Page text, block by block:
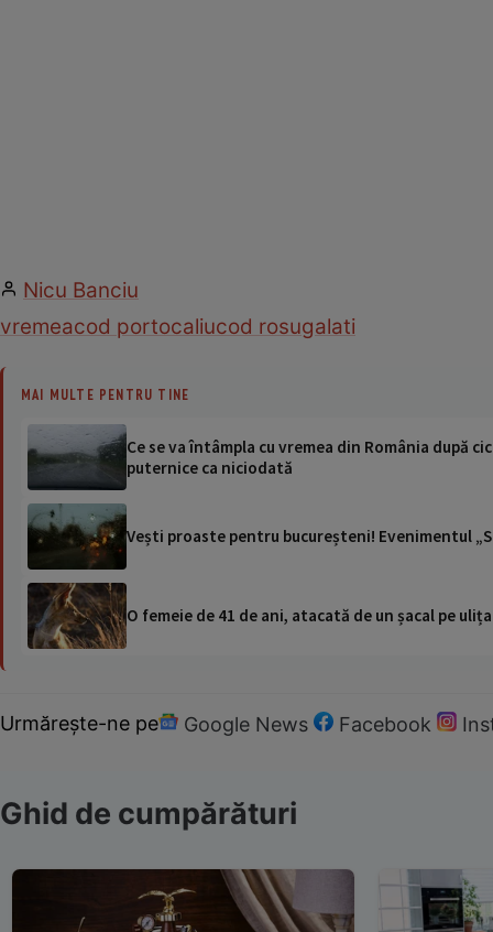
Nicu Banciu
vremeacod portocaliucod rosugalati
MAI MULTE PENTRU TINE
Ce se va întâmpla cu vremea din România după
puternice ca niciodată
Vești proaste pentru bucureșteni! Evenimentul
O femeie de 41 de ani, atacată de un șacal pe
Urmărește-ne pe Google News Facebook
Ghid de cumpărături